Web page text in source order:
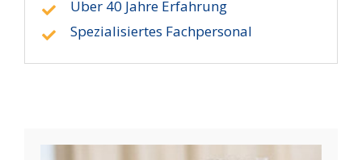
Über 40 Jahre Erfahrung
Spezialisiertes Fachpersonal